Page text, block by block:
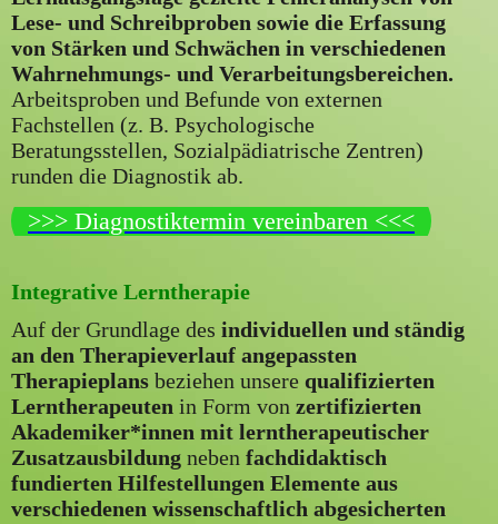
Lese- und Schreibproben sowie die Erfassung
von Stärken und Schwächen in verschiedenen
Wahrnehmungs- und Verarbeitungsbereichen.
Arbeitsproben und Befunde von externen
Fachstellen (z. B. Psychologische
Beratungsstellen, Sozialpädiatrische Zentren)
runden die Diagnostik ab.
>>> Diagnostiktermin vereinbaren <<<
Integrative Lerntherapie
Auf der Grundlage des individuellen und ständig
an den Therapieverlauf angepassten
Therapieplans beziehen unsere qualifizierten
Lerntherapeuten in Form von zertifizierten
Akademiker*innen mit lerntherapeutischer
Zusatzausbildung neben fachdidaktisch
fundierten Hilfestellungen Elemente aus
verschiedenen wissenschaftlich abgesicherten